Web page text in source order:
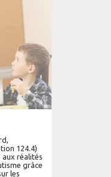
124.4)
réalités
grâce
les